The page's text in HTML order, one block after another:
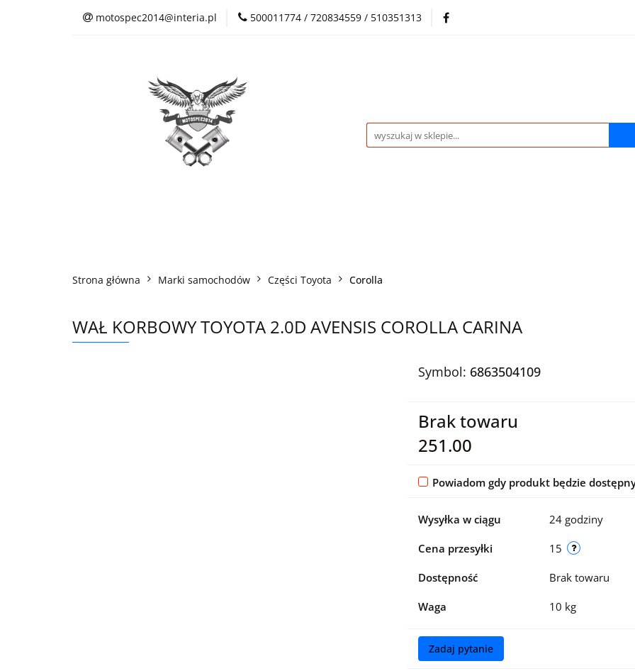
motospec2014@interia.pl 500011774 / 720834559 / 510351313
Sklep Auto Części Regulamin sklepu
Kontakt
Strona główna Marki samochodów Części Toyota Corolla
WAŁ KORBOWY TOYOTA 2.0D AVENSIS COROLLA CARINA
Symbol: 6863504109
Brak towaru
251.00
Powiadom gdy produkt będzie
Wysyłka w ciągu 24 godziny
Cena przesyłki 15
Dostępność Brak towaru
Waga 10 kg
Zadaj pytanie